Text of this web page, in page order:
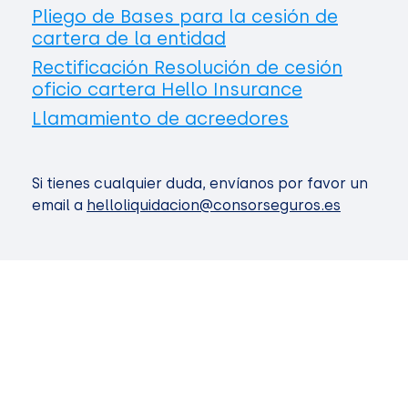
Pliego de Bases para la cesión de
cartera de la entidad
Rectificación Resolución de cesión
oficio cartera Hello Insurance
Llamamiento de acreedores
Si tienes cualquier duda, envíanos por favor un
email a helloliquidacion@consorseguros.es